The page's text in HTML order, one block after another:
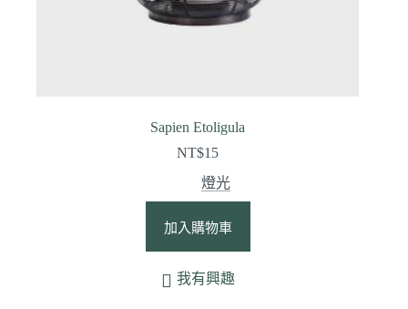
Sapien Etoligula
NT$15
燈光
加入購物車
我有興趣